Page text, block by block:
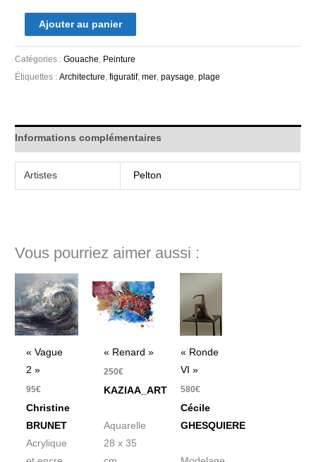
Ajouter au panier
Catégories :Gouache, Peinture
Étiquettes :Architecture,figuratif,mer,paysage,plage
Informations complémentaires
Artistes Pelton
Vous pourriez aimer aussi :
« Vague
2 »
95€
Christine
BRUNET
Acrylique
« Renard »
250€
KAZIAA_ART
Aquarelle
28 x 35
« Ronde
VI »
580€
Cécile
GHESQUIERE